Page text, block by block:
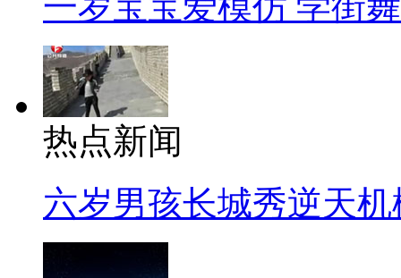
热点新闻
六岁男孩长城秀逆天机